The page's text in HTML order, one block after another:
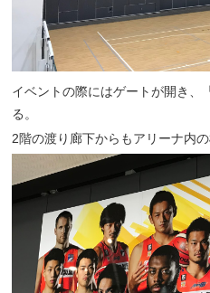
イベントの際にはゲートが開き、
る。
2階の渡り廊下からもアリーナ内の